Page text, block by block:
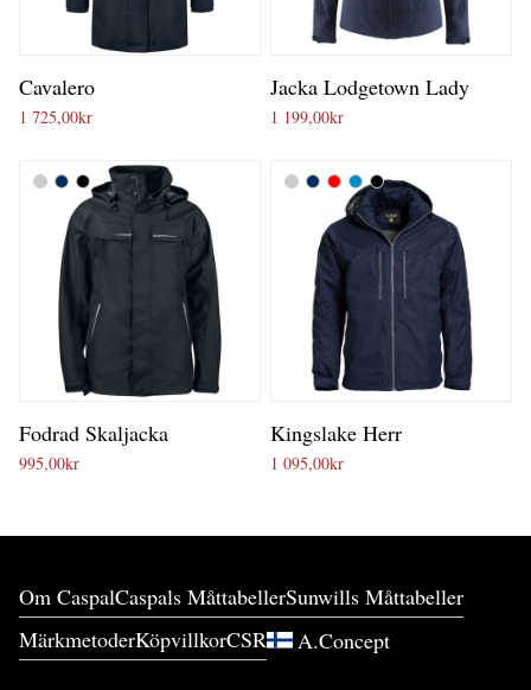
Cavalero
1 725,00kr
Jacka Lodgetown Lady
1 199,00kr
Fodrad Skaljacka
995,00kr
Kingslake Herr
1 095,00kr
Om CaspalCaspals MåttabellerSunwills Måttabeller
MärkmetoderKöpvillkorCSR A.Concept